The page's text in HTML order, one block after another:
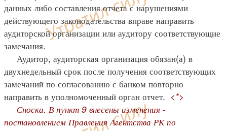
данных либо составления отчета с нарушениями
действующего законодательства вправе направить
аудиторской организации или аудитору соответствующие
замечания.
Аудитор, аудиторская организация обязан(а) в
двухнедельный срок после получения соответствующих
замечаний по согласованию с банком повторно
направить в уполномоченный орган отчет. <*>
Сноска. В пункт 9 внесены изменения -
постановлением Правления Агентства РК по